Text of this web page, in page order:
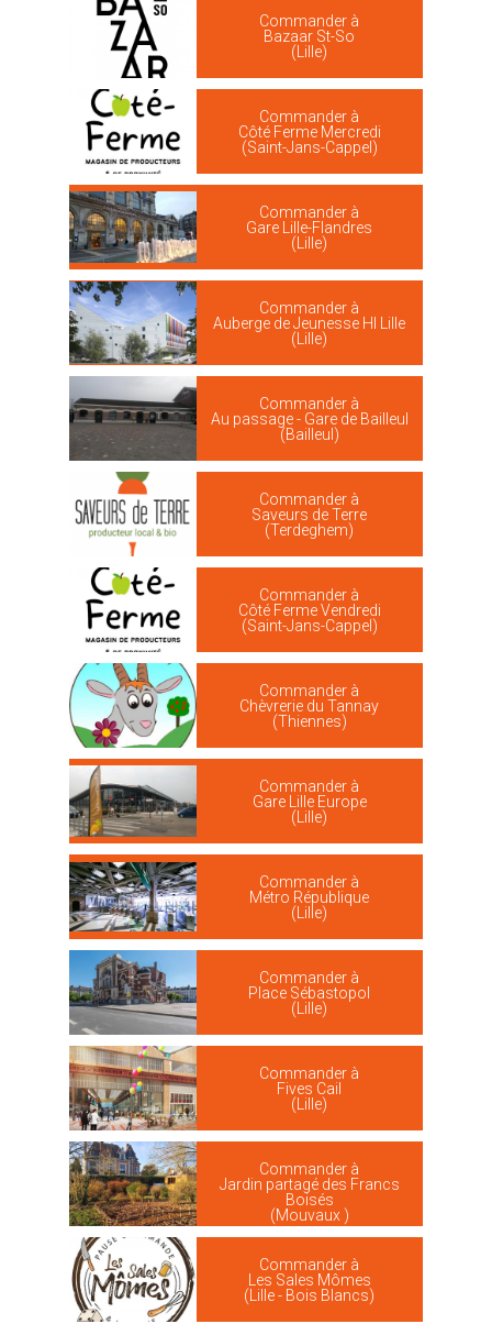
Commander à
Bazaar St-So
(Lille)
Commander à
Côté Ferme Mercredi
(Saint-Jans-Cappel)
Commander à
Gare Lille-Flandres
(Lille)
Commander à
Auberge de Jeunesse HI Lille
(Lille)
Commander à
Au passage - Gare de Bailleul
(Bailleul)
Commander à
Saveurs de Terre
(Terdeghem)
Commander à
Côté Ferme Vendredi
(Saint-Jans-Cappel)
Commander à
Chèvrerie du Tannay
(Thiennes)
Commander à
Gare Lille Europe
(Lille)
Commander à
Métro République
(Lille)
Commander à
Place Sébastopol
(Lille)
Commander à
Fives Cail
(Lille)
Commander à
Jardin partagé des Francs
Boisés
(Mouvaux )
Commander à
Les Sales Mômes
(Lille - Bois Blancs)